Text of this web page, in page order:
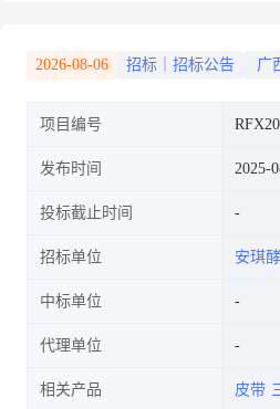
2026-08-06 招标｜招标公告 广
项目编号
发布时间 2025-
投标截止时间
招标单位 安琪
中标单位
代理单位
相关产品 皮带